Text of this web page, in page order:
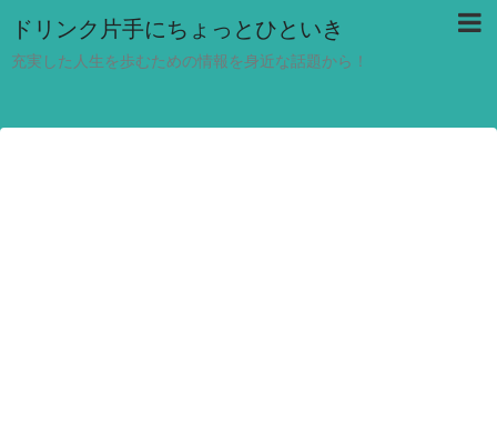
ドリンク片手にちょっとひといき
充実した人生を歩むための情報を身近な話題から！